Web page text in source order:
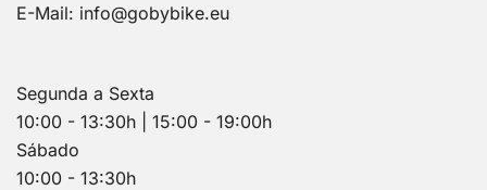
E-Mail: info@gobybike.eu
Segunda a Sexta
10:00 - 13:30h | 15:00 - 19:00h
Sábado
10:00 - 13:30h